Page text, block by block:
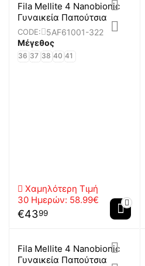
Fila Mellite 4 Nanobionic
Γυναικεία Παπούτσια
CODE:
5AF61001-322
Μέγεθος
36 37 38 40 41
Χαμηλότερη Τιμή
30 Ημερών: 58.99€
€4399
Fila Mellite 4 Nanobionic
Γυναικεία Παπούτσια